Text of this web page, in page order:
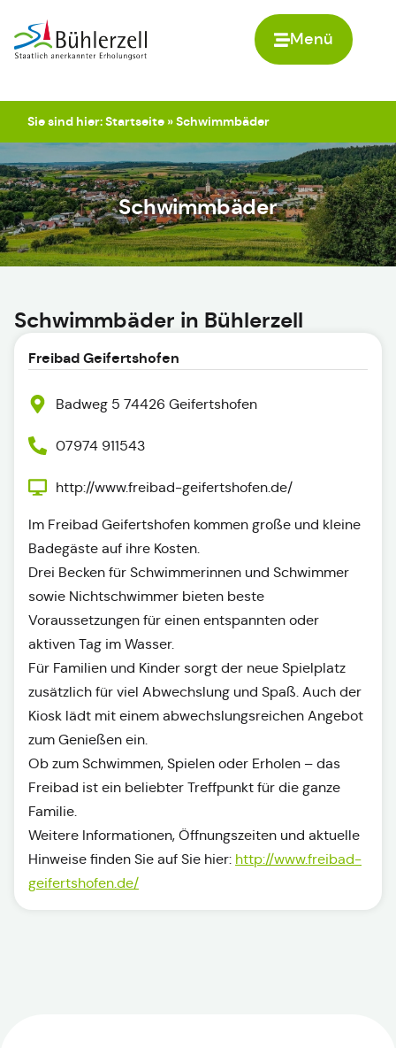
Menü
Sie sind hier:Startseite »Schwimmbäder
Schwimmbäder
Schwimmbäder in Bühlerzell
Freibad Geifertshofen
Badweg 5 74426 Geifertshofen
07974 911543
http://www.freibad-geifertshofen.de/
Im Freibad Geifertshofen kommen große und kleine
Badegäste auf ihre Kosten.
Drei Becken für Schwimmerinnen und Schwimmer
sowie Nichtschwimmer bieten beste
Voraussetzungen für einen entspannten oder
aktiven Tag im Wasser.
Für Familien und Kinder sorgt der neue Spielplatz
zusätzlich für viel Abwechslung und Spaß. Auch der
Kiosk lädt mit einem abwechslungsreichen Angebot
zum Genießen ein.
Ob zum Schwimmen, Spielen oder Erholen – das
Freibad ist ein beliebter Treffpunkt für die ganze
Familie.
Weitere Informationen, Öffnungszeiten und aktuelle
Hinweise finden Sie auf Sie hier: http://www.freibad-
geifertshofen.de/